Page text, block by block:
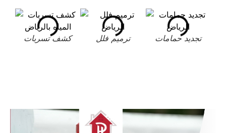
كشف تسربات ترميم فلل تجديد حمامات